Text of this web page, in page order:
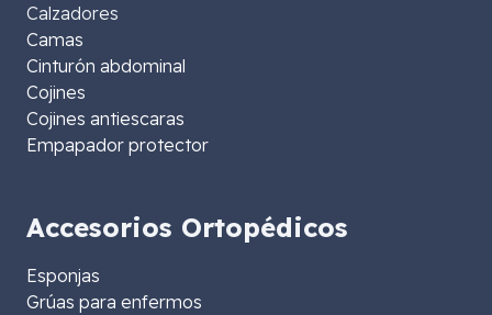
Calzadores
Camas
Cinturón abdominal
Cojines
Cojines antiescaras
Empapador protector
Accesorios Ortopédicos
Esponjas
Grúas para enfermos